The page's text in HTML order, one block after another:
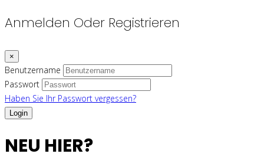
Anmelden Oder Registrieren
×
Benutzername
Passwort
Haben Sie Ihr Passwort vergessen?
NEU HIER?